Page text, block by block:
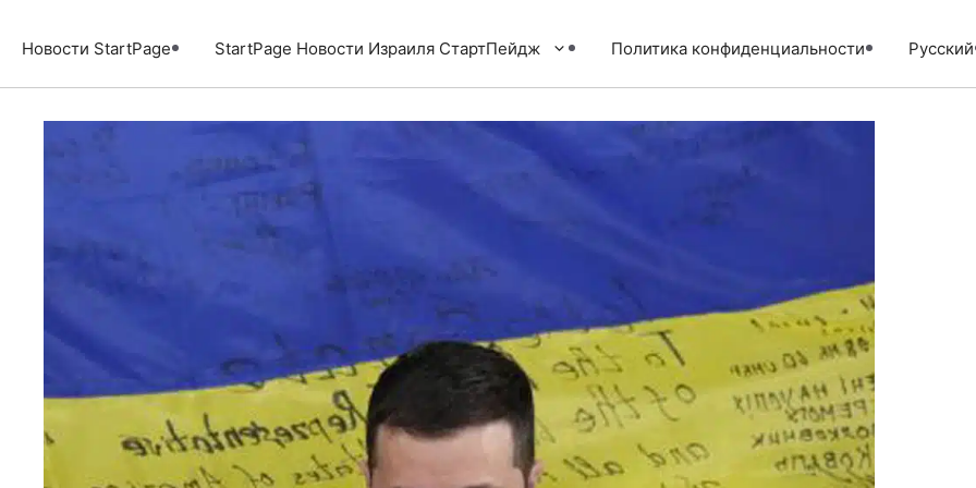
содержимому
Новости StartPage StartPage Новости Израиля СтартПейдж Политика конфиденциальности Русский